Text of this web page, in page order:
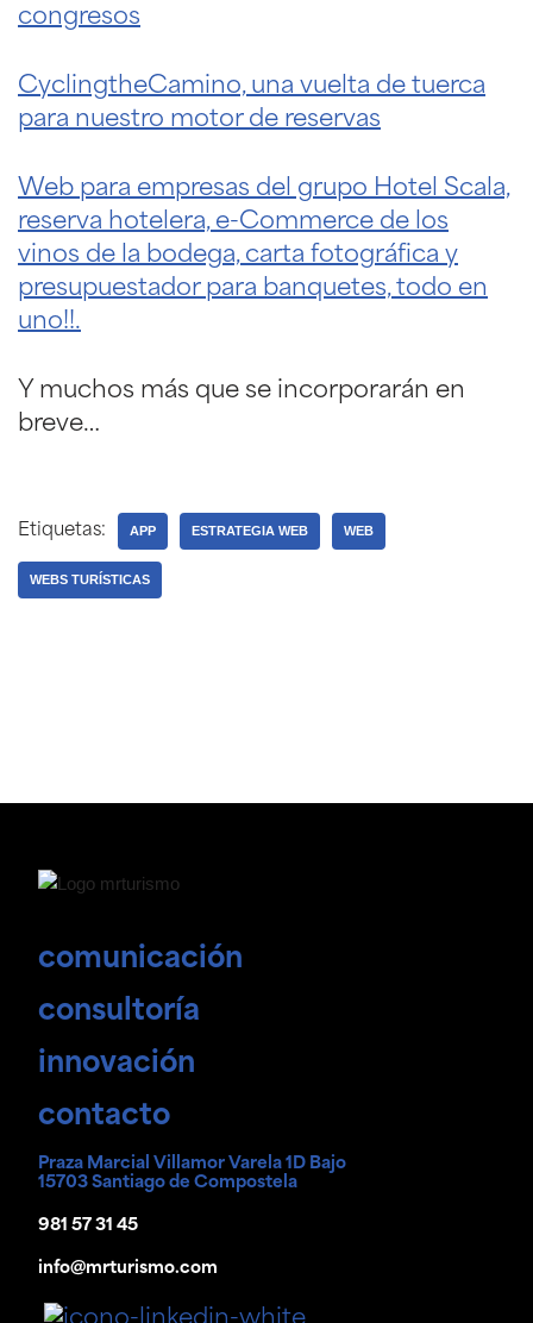
congresos
CyclingtheCamino, una vuelta de tuerca
para nuestro motor de reservas
Web para empresas del grupo Hotel Scala,
reserva hotelera, e-Commerce de los
vinos de la bodega, carta fotográfica y
presupuestador para banquetes, todo en
uno!!.
Y muchos más que se incorporarán en
breve…
Etiquetas: APP ESTRATEGIA WEB WEB
WEBS TURÍSTICAS
comunicación
consultoría
innovación
contacto
Praza Marcial Villamor Varela 1D Bajo
15703 Santiago de Compostela
981 57 31 45
info@mrturismo.com